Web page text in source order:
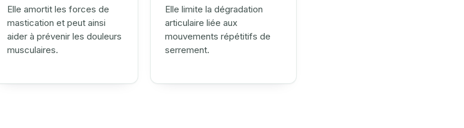
Elle amortit les forces de
mastication et peut ainsi
aider à prévenir les douleurs
musculaires.
Elle limite la dégradation
articulaire liée aux
mouvements répétitifs de
serrement.